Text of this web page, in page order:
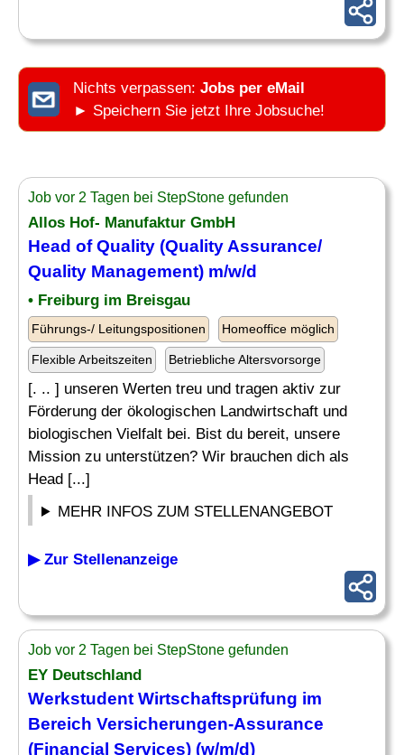
Nichts verpassen: Jobs per eMail
► Speichern Sie jetzt Ihre Jobsuche!
Job vor 2 Tagen bei StepStone gefunden
Allos Hof- Manufaktur GmbH
Head of Quality (Quality Assurance/
Quality Management) m/w/d
• Freiburg im Breisgau
Führungs-/ Leitungspositionen Homeoffice möglich
Flexible Arbeitszeiten Betriebliche Altersvorsorge
[. .. ] unseren Werten treu und tragen aktiv zur
Förderung der ökologischen Landwirtschaft und
biologischen Vielfalt bei. Bist du bereit, unsere
Mission zu unterstützen? Wir brauchen dich als
Head [...]
MEHR INFOS ZUM STELLENANGEBOT
▶ Zur Stellenanzeige
Job vor 2 Tagen bei StepStone gefunden
EY Deutschland
Werkstudent Wirtschaftsprüfung im
Bereich Versicherungen-Assurance
(Financial Services) (w/m/d)